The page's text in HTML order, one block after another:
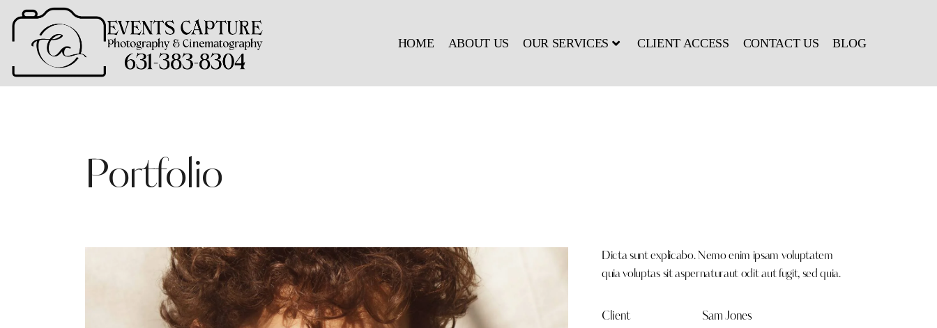
HOME ABOUT US OUR SERVICES CLIENT ACCESS CONTACT US BLOG
Portfolio
Dicta sunt explicabo. Nemo enim ipsam voluptatem
quia voluptas sit aspernaturaut odit aut fugit, sed quia.
Client Sam Jones